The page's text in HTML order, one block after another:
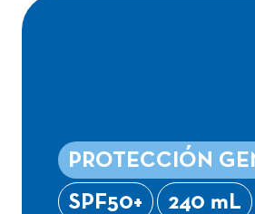
PROTECCIÓN
SPF50+
240 mL